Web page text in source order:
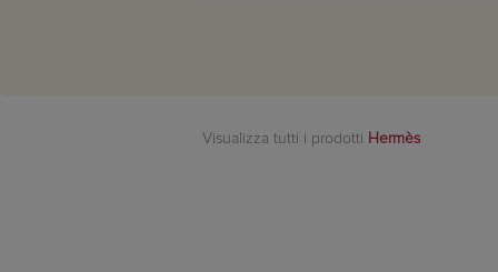
Visualizza tutti i prodotti Hermès